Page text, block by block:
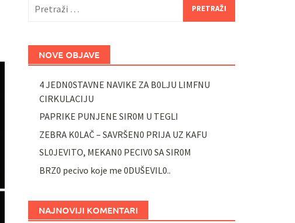
NOVE OBJAVE
4 JEDN0STAVNE NAVIKE ZA B0LJU LIMFNU
CIRKULACIJU
PAPRIKE PUNJENE SIR0M U TEGLI
ZEBRA K0LAČ – SAVRŠEN0 PRIJA UZ KAFU
SL0JEVITO, MEKAN0 PECIV0 SA SIR0M
BRZ0 pecivo koje me 0DUŠEVIL0..
NAJNOVIJI KOMENTARI